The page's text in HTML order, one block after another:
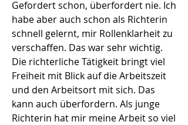
Gefordert schon, überfordert nie. Ich
habe aber auch schon als Richterin
schnell gelernt, mir Rollenklarheit zu
verschaffen. Das war sehr wichtig.
Die richterliche Tätigkeit bringt viel
Freiheit mit Blick auf die Arbeitszeit
und den Arbeitsort mit sich. Das
kann auch überfordern. Als junge
Richterin hat mir meine Arbeit so viel